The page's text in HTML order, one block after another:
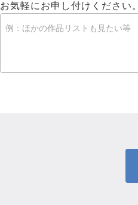
お気軽にお申し付けください。